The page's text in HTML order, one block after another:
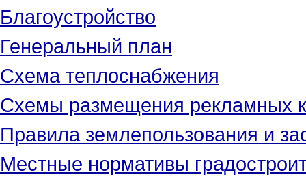
Благоустройство
Генеральный план
Схема теплоснабжения
Схемы размещения рекламных
Правила землепользования и
Местные нормативы